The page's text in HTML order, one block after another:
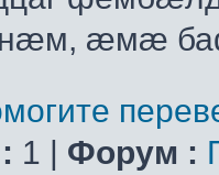
æмæ
1 | Форум :